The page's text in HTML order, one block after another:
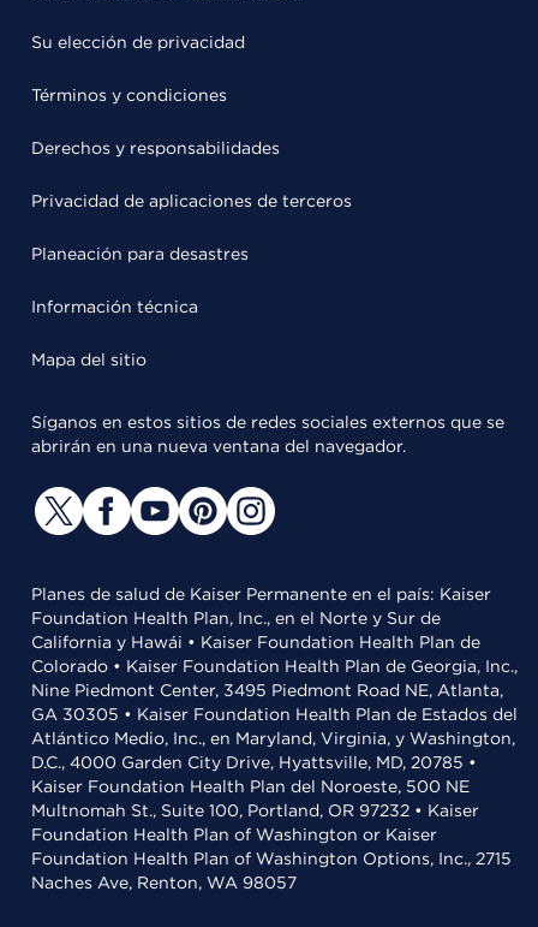
Su elección de privacidad
Términos y condiciones
Derechos y responsabilidades
Privacidad de aplicaciones de terceros
Planeación para desastres
Información técnica
Mapa del sitio
Síganos en estos sitios de redes sociales externos que se
abrirán en una nueva ventana del navegador.
Planes de salud de Kaiser Permanente en el país: Kaiser
Foundation Health Plan, Inc., en el Norte y Sur de
California y Hawái • Kaiser Foundation Health Plan de
Colorado • Kaiser Foundation Health Plan de Georgia, Inc.,
Nine Piedmont Center, 3495 Piedmont Road NE, Atlanta,
GA 30305 • Kaiser Foundation Health Plan de Estados del
Atlántico Medio, Inc., en Maryland, Virginia, y Washington,
D.C., 4000 Garden City Drive, Hyattsville, MD, 20785 •
Kaiser Foundation Health Plan del Noroeste, 500 NE
Multnomah St., Suite 100, Portland, OR 97232 • Kaiser
Foundation Health Plan of Washington or Kaiser
Foundation Health Plan of Washington Options, Inc., 2715
Naches Ave, Renton, WA 98057